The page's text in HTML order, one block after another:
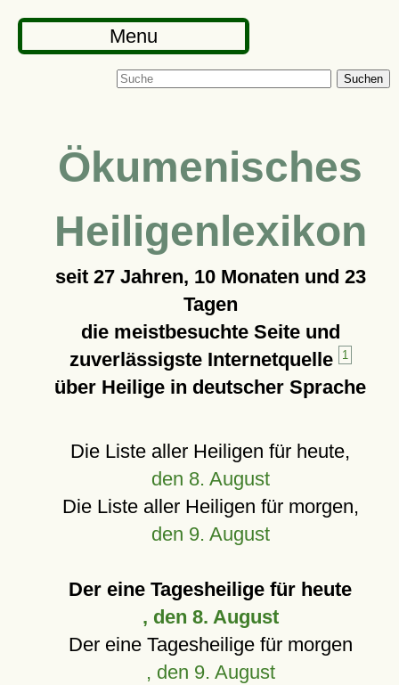
Menu
Suchen
Ökumenisches
Heiligenlexikon
seit 27 Jahren, 10 Monaten und 23
Tagen
die meistbesuchte Seite und
zuverlässigste Internetquelle
1
über Heilige in deutscher Sprache
Die Liste aller Heiligen für heute,
den 8. August
Die Liste aller Heiligen für morgen,
den 9. August
Der eine Tagesheilige für heute
, den 8. August
Der eine Tagesheilige für morgen
, den 9. August